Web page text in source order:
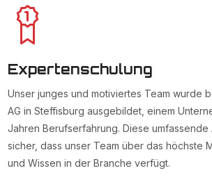
Expertenschulung
Unser junges und motiviertes Team wurde
AG in Steffisburg ausgebildet, einem
Jahren Berufserfahrung. Diese umfassende
sicher, dass unser Team über das höchste
und Wissen in der Branche verfügt.